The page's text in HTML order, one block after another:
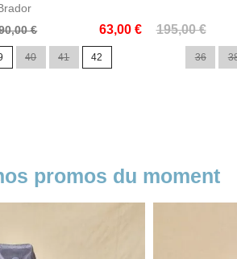
€ 63,00 €
40 41 42
195,00 €
Prix
Prix
36
promos du moment